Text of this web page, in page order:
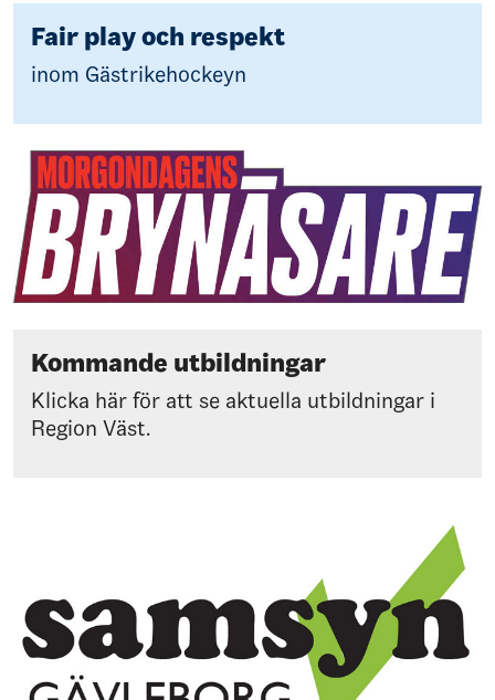
Fair play och respekt
inom Gästrikehockeyn
Kommande utbildningar
Klicka här för att se aktuella utbildningar i
Region Väst.